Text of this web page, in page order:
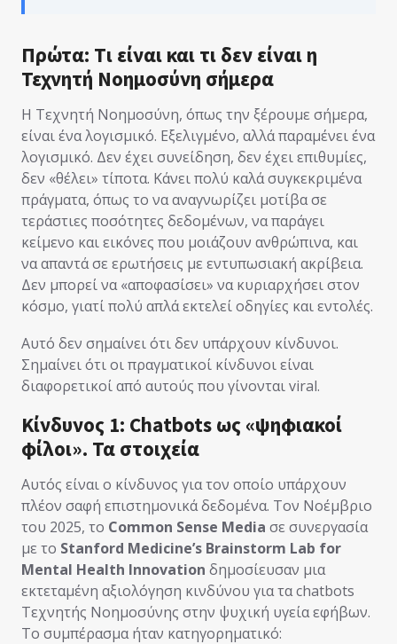
Πρώτα: Tι είναι και τι δεν είναι η
Τεχνητή Νοημοσύνη σήμερα
Η Τεχνητή Νοημοσύνη, όπως την ξέρουμε σήμερα,
είναι ένα λογισμικό. Εξελιγμένο, αλλά παραμένει ένα
λογισμικό. Δεν έχει συνείδηση, δεν έχει επιθυμίες,
δεν «θέλει» τίποτα. Κάνει πολύ καλά συγκεκριμένα
πράγματα, όπως το να αναγνωρίζει μοτίβα σε
τεράστιες ποσότητες δεδομένων, να παράγει
κείμενο και εικόνες που μοιάζουν ανθρώπινα, και
να απαντά σε ερωτήσεις με εντυπωσιακή ακρίβεια.
Δεν μπορεί να «αποφασίσει» να κυριαρχήσει στον
κόσμο, γιατί πολύ απλά εκτελεί οδηγίες και εντολές.
Αυτό δεν σημαίνει ότι δεν υπάρχουν κίνδυνοι.
Σημαίνει ότι οι πραγματικοί κίνδυνοι είναι
διαφορετικοί από αυτούς που γίνονται viral.
Κίνδυνος 1: Chatbots ως «ψηφιακοί
φίλοι». Τα στοιχεία
Αυτός είναι ο κίνδυνος για τον οποίο υπάρχουν
πλέον σαφή επιστημονικά δεδομένα. Τον Νοέμβριο
του 2025, το Common Sense Media σε συνεργασία
με το Stanford Medicine’s Brainstorm Lab for
Mental Health Innovation δημοσίευσαν μια
εκτεταμένη αξιολόγηση κινδύνου για τα chatbots
Τεχνητής Νοημοσύνης στην ψυχική υγεία εφήβων.
Το συμπέρασμα ήταν κατηγορηματικό: